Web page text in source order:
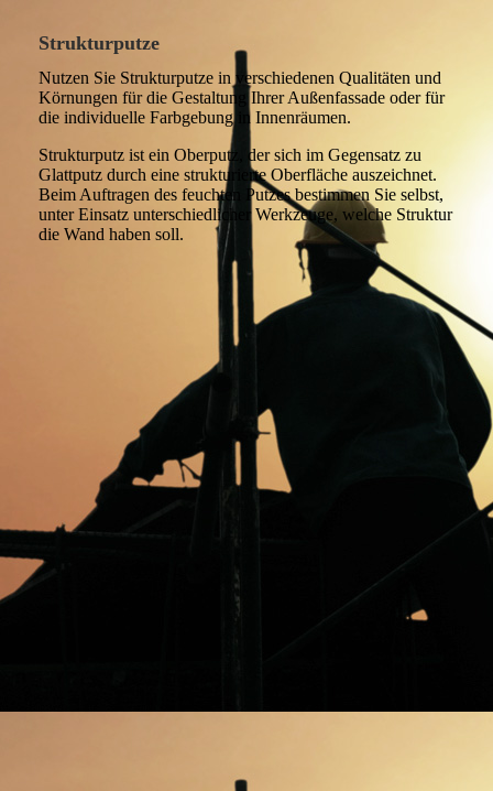
Strukturputze
Nutzen Sie Strukturputze in verschiedenen Qualitäten und
Körnungen für die Gestaltung Ihrer Außenfassade oder für
die individuelle Farbgebung in Innenräumen.
Strukturputz ist ein Oberputz, der sich im Gegensatz zu
Glattputz durch eine strukturierte Oberfläche auszeichnet.
Beim Auftragen des feuchten Putzes bestimmen Sie selbst,
unter Einsatz unterschiedlicher Werkzeuge, welche Struktur
die Wand haben soll.